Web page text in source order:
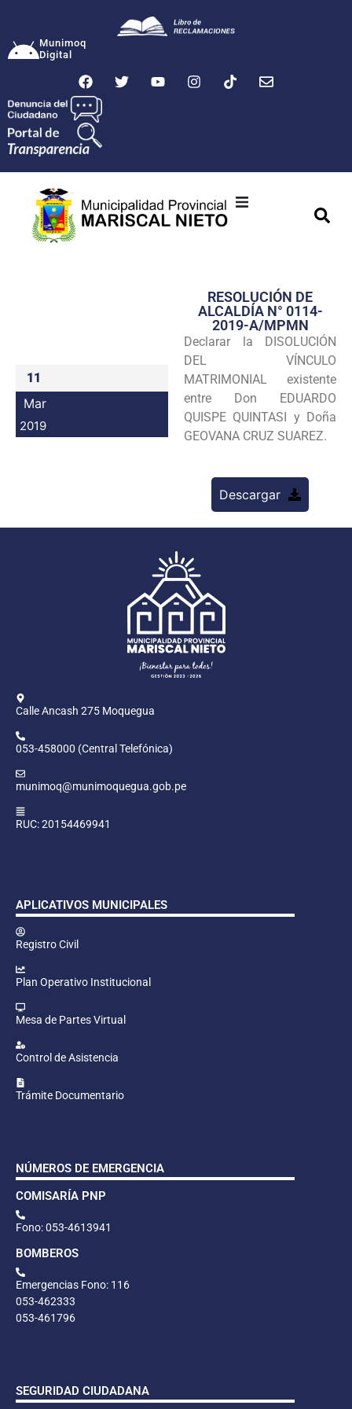
Munimoq
Digital
Transparencia
Seguridad
Programas
Intranet
11
Mar
2019
RESOLUCIÓN DE
ALCALDÍA N° 0114-
2019-A/MPMN
Declarar la DISOLUCIÓN
DEL VÍNCULO
MATRIMONIAL existente
entre Don EDUARDO
QUISPE QUINTASI y Doña
GEOVANA CRUZ SUAREZ.
Descargar
Calle Ancash 275 Moquegua
053-458000 (Central Telefónica)
munimoq@munimoquegua.gob.pe
RUC: 20154469941
APLICATIVOS MUNICIPALES
Registro Civil
Plan Operativo Institucional
Mesa de Partes Virtual
Control de Asistencia
Trámite Documentario
NÚMEROS DE EMERGENCIA
COMISARÍA PNP
Fono: 053-4613941
BOMBEROS
Emergencias Fono: 116
053-462333
053-461796
SEGURIDAD CIUDADANA